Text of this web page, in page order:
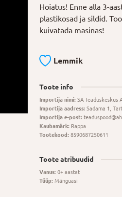
Hoiatus! Enne alla 3-
plastikosad ja sildid.
kuivatada masinas!
Lemmik
Toote info
Importija nimi:SA Teaduskeskus
Importija aadress:Sadama 1,
Importija e-post:
Kaubamärk:Rappa
Tootekood:8590687250611
Toote atribuudid
Vanus:0+ aastat
Tüüp:Mänguasi